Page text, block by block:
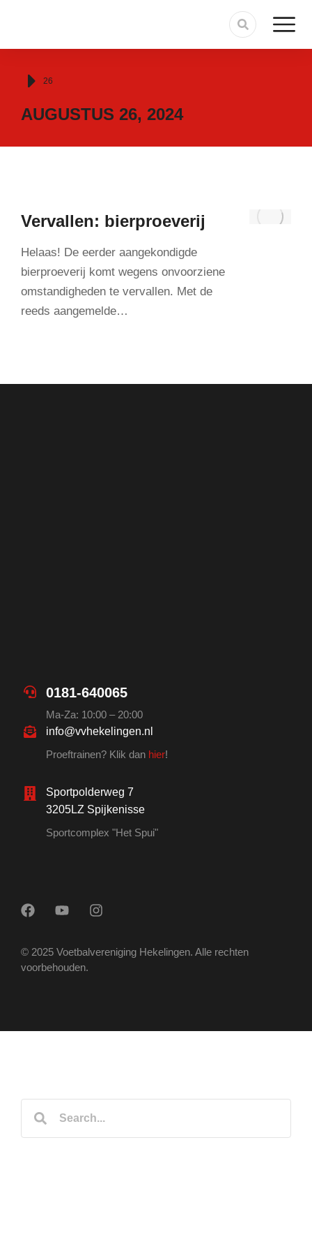
Je bent hier:
26
AUGUSTUS 26, 2024
Vervallen: bierproeverij
Helaas! De eerder aangekondigde
bierproeverij komt wegens onvoorziene
omstandigheden te vervallen. Met de
reeds aangemelde…
0181-640065
Ma-Za: 10:00 – 20:00
info@vvhekelingen.nl
Proeftrainen? Klik dan hier!
Sportpolderweg 7
3205LZ Spijkenisse
Sportcomplex "Het Spui"
© 2025 Voetbalvereniging Hekelingen. Alle rechten
voorbehouden.